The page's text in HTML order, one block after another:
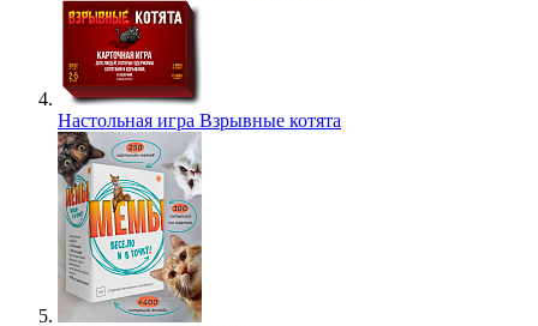
Настольная игра Взрывные котята